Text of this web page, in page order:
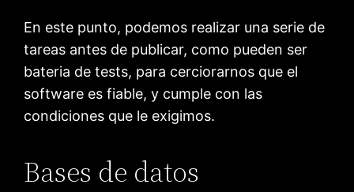
En este punto, podemos realizar una serie de
tareas antes de publicar, como pueden ser
bateria de tests, para cerciorarnos que el
software es fiable, y cumple con las
condiciones que le exigimos.
Bases de datos